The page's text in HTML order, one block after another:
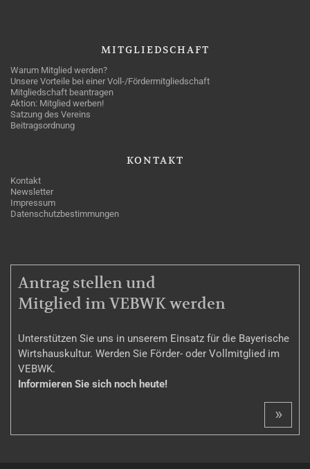
MITGLIEDSCHAFT
Warum Mitglied werden?
Unsere Vorteile bei einer Voll-/Fördermitgliedschaft
Mitgliedschaft beantragen
Aktion: Mitglied werben!
Satzung des Vereins
Beitragsordnung
KONTAKT
Kontakt
Newsletter
Impressum
Datenschutzbestimmungen
MITGLIEDSCHAFT
Antrag stellen und
Mitglied im VEBWK werden
Unterstützen Sie uns in unserem Einsatz für die Bayerische
Wirtshauskultur. Werden Sie Förder- oder Vollmitglied im
VEBWK.
Informieren Sie sich noch heute!
»